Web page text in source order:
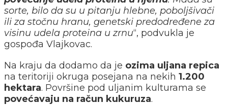
sorte, bilo da su u pitanju hlebne, poboljšivači
ili za stočnu hranu, genetski predodređene za
visinu udela proteina u zrnu“, podvukla je
gospođa Vlajkovac.
Na kraju da dodamo da je ozima uljana repica
na teritoriji okruga posejana na nekih 1.200
hektara. Površine pod uljanim kulturama se
povećavaju na račun kukuruza.